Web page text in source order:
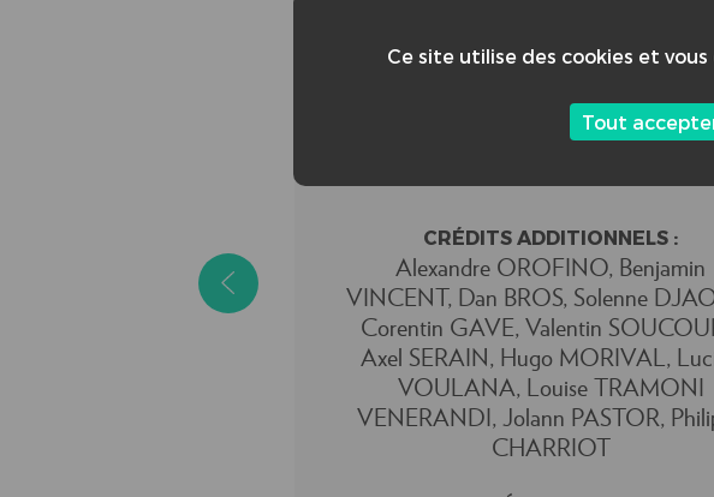
CRÉDITS ADDITIONNELS :
Alexandre OROFINO, Benjamin
VINCENT, Dan BROS, Solenne
Corentin GAVE, Valentin
Axel SERAIN, Hugo MORIVAL,
VOULANA, Louise TRAMONI
VENERANDI, Jolann PASTOR,
CHARRIOT
Ce site utilise des cookies et
Tout